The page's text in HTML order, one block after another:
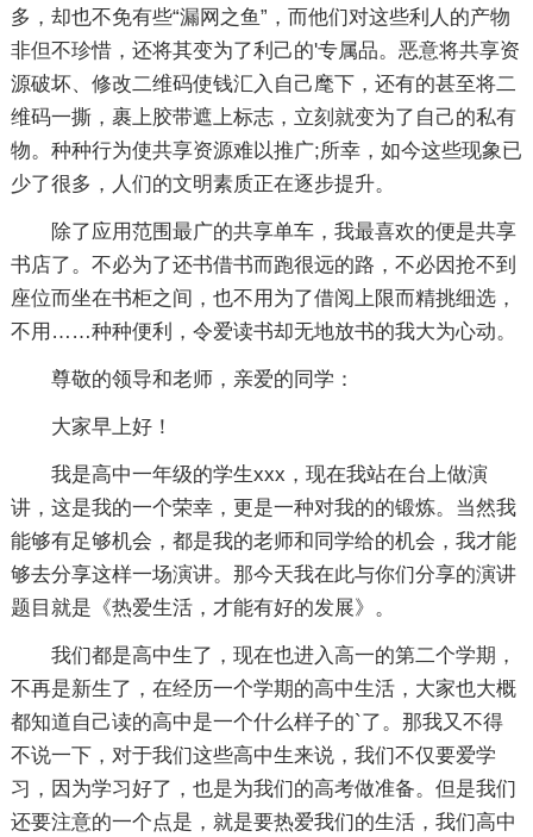
多，却也不免有些“漏网之鱼”，而他们对这些利人的产物
非但不珍惜，还将其变为了利己的'专属品。恶意将共享资
源破坏、修改二维码使钱汇入自己麾下，还有的甚至将二
维码一撕，裹上胶带遮上标志，立刻就变为了自己的私有
物。种种行为使共享资源难以推广;所幸，如今这些现象已
少了很多，人们的文明素质正在逐步提升。
除了应用范围最广的共享单车，我最喜欢的便是共享
书店了。不必为了还书借书而跑很远的路，不必因抢不到
座位而坐在书柜之间，也不用为了借阅上限而精挑细选，
不用……种种便利，令爱读书却无地放书的我大为心动。
尊敬的领导和老师，亲爱的同学：
大家早上好！
我是高中一年级的学生xxx，现在我站在台上做演
讲，这是我的一个荣幸，更是一种对我的的锻炼。当然我
能够有足够机会，都是我的老师和同学给的机会，我才能
够去分享这样一场演讲。那今天我在此与你们分享的演讲
题目就是《热爱生活，才能有好的发展》。
我们都是高中生了，现在也进入高一的第二个学期，
不再是新生了，在经历一个学期的高中生活，大家也大概
都知道自己读的高中是一个什么样子的`了。那我又不得
不说一下，对于我们这些高中生来说，我们不仅要爱学
习，因为学习好了，也是为我们的高考做准备。但是我们
还要注意的一个点是，就是要热爱我们的生活，我们高中